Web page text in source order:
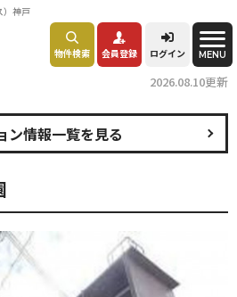
）神戸
物件検索 会員登録 ログイン MENU
2026.08.10更新
ン情報一覧を見る